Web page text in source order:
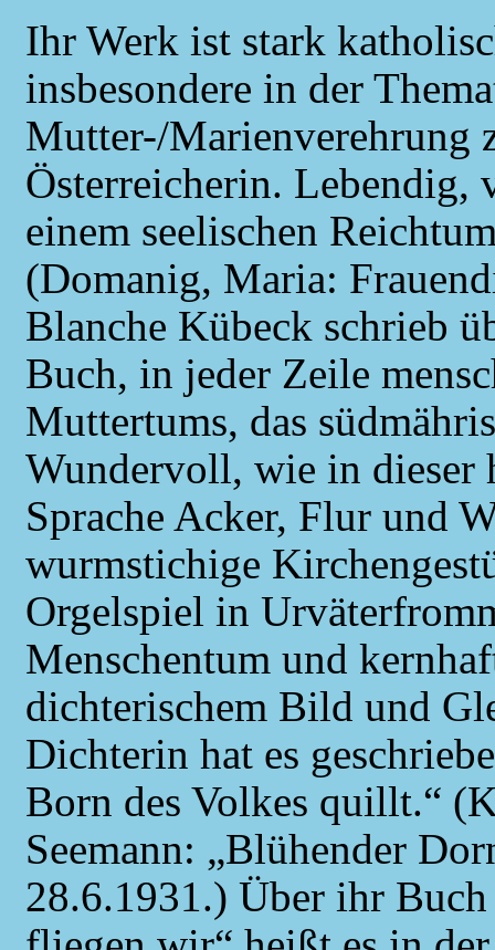
Ihr Werk ist stark
insbesondere in der
Mutter-/Marienverehrung
Österreicherin. Lebendig,
einem seelischen
(Domanig, Maria:
Blanche Kübeck schrieb
Buch, in jeder Zeile
Muttertums, das
Wundervoll, wie in dieser
Sprache Acker, Flur und
wurmstichige
Orgelspiel in
Menschentum und
dichterischem Bild und
Dichterin hat es
Born des Volkes quillt.“
Seemann: „Blühender
28.6.1931.) Über ihr